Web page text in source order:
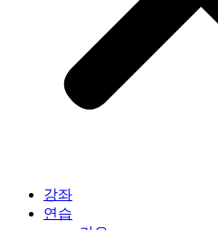
강좌
연습